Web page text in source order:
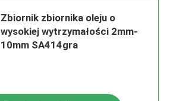
Zbiornik zbiornika oleju o
wysokiej wytrzymałości 2mm-
10mm SA414gra